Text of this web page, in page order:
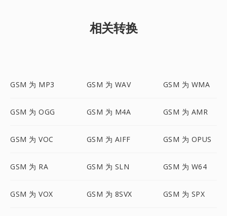
相关转换
GSM 为 MP3 GSM 为 WAV GSM 为 WMA
GSM 为 OGG GSM 为 M4A GSM 为 AMR
GSM 为 VOC GSM 为 AIFF GSM 为 OPUS
GSM 为 RA GSM 为 SLN GSM 为 W64
GSM 为 VOX GSM 为 8SVX GSM 为 SPX